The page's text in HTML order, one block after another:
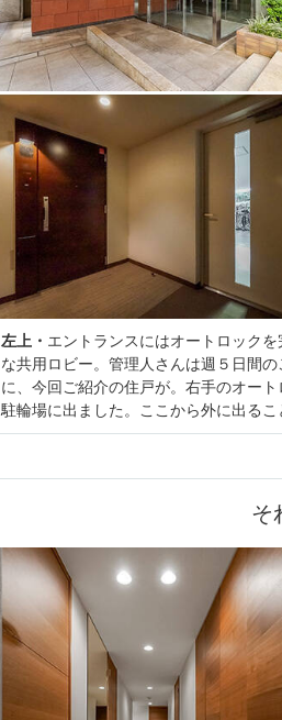
左上・ エントランスにはオートロック
な共用ロビー。管理人さんは週５日間の
に、今回ご紹介の住戸が。右手のオー
駐輪場に出ました。ここから外に出るこ
そ